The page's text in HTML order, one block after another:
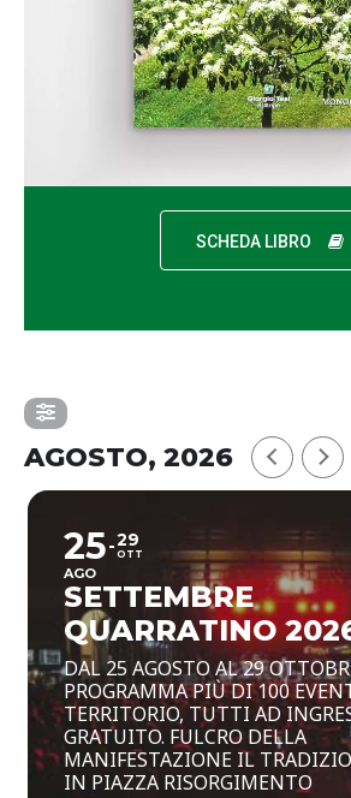
SCHEDA LIBRO
AGOSTO, 2026
25
AGO
29
OTT
SETTEMBRE
QUARRATINO
DAL 25 AGOSTO AL 29
PROGRAMMA PIÙ DI 100
TERRITORIO, TUTTI AD
GRATUITO. FULCRO DELLA
MANIFESTAZIONE IL
IN PIAZZA RISORGIMENTO